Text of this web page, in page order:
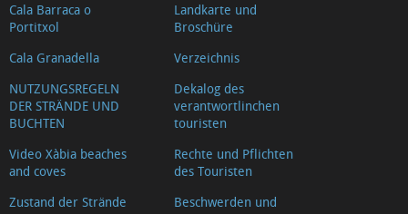
Cala Barraca o
Portitxol
Cala Granadella
NUTZUNGSREGELN
DER STRÄNDE UND
BUCHTEN
Video Xàbia beaches
and coves
Zustand der Strände
Landkarte und
Broschüre
Verzeichnis
Dekalog des
verantwortlinchen
touristen
Rechte und Pflichten
des Touristen
Beschwerden und